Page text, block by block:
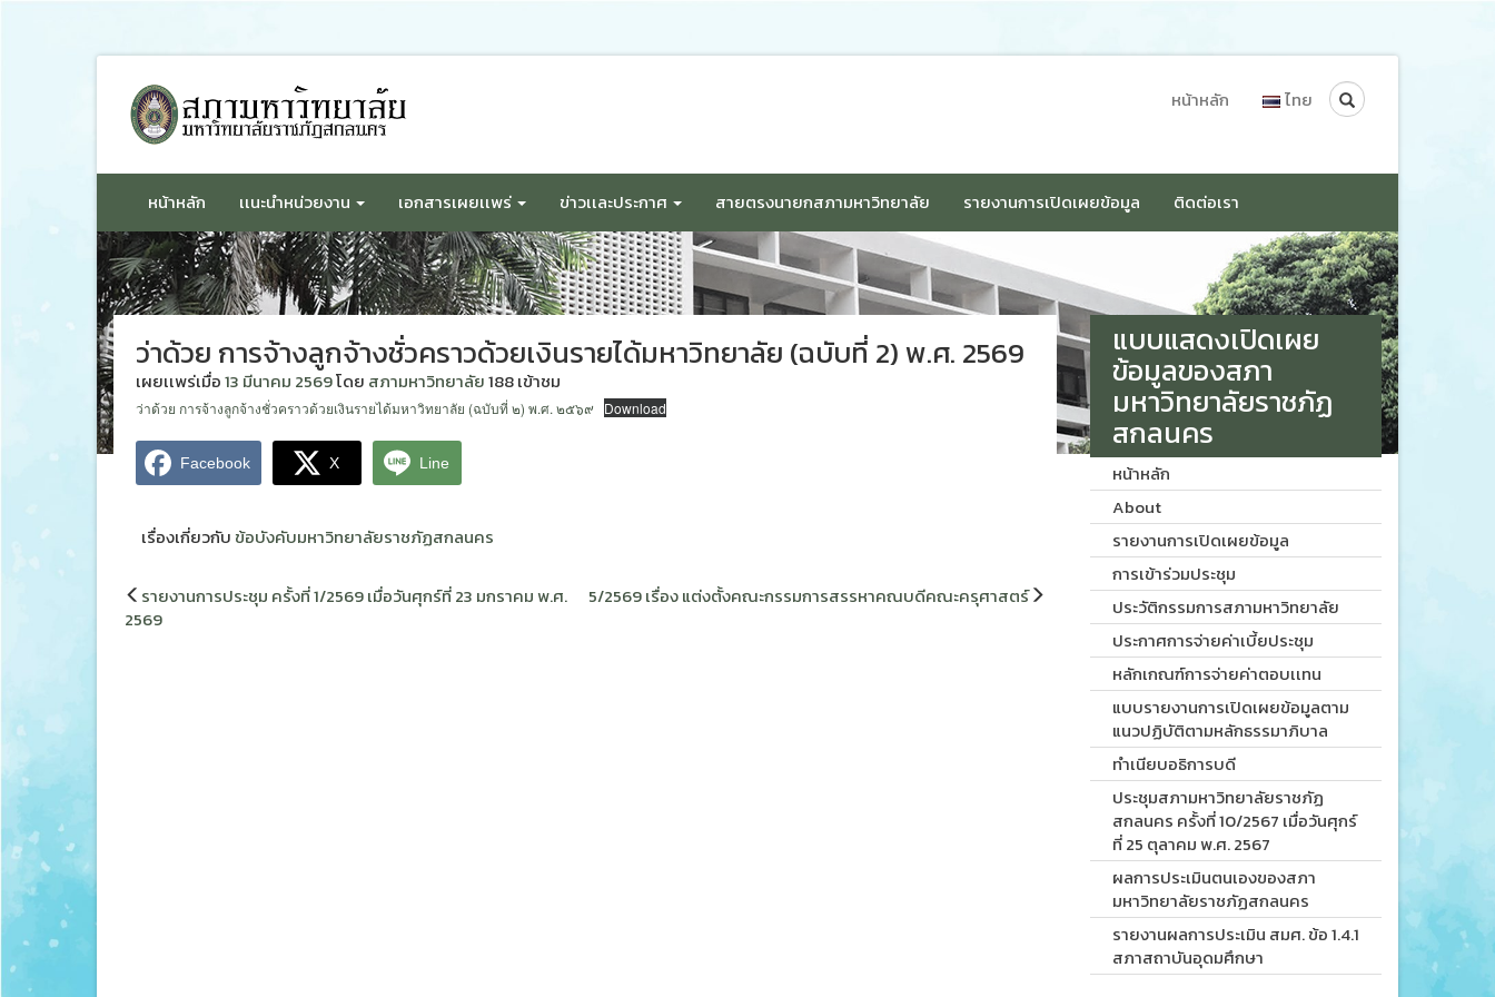
เนื้อหา
หน้าหลัก ไทย Search
หน้าหลัก เเนะนำหน่วยงาน เอกสารเผยเเพร่ ข่าวเเละประกาศ สายตรงนายกสภามหาวิทยาลัย รายงานการเปิดเผยข้อมูล ติดต่อเรา
ว่าด้วย การจ้างลูกจ้างชั่วคราวด้วยเงินรายได้มหาวิทยาลัย (ฉบับที่ 2) พ.ศ. 2569
เผยเเพร่เมื่อ13 มีนาคม 2569โดย สภามหาวิทยาลัย188 เข้าชม
ว่าด้วย การจ้างลูกจ้างชั่วคราวด้วยเงินรายได้มหาวิทยาลัย (ฉบับที่ ๒) พ.ศ. ๒๕๖๙ Download
Facebook X Line
เรื่องเกี่ยวกับ ข้อบังคับมหาวิทยาลัยราชภัฏสกลนคร
แนะแนว
เรื่อง
รายงานการประชุม ครั้งที่ 1/2569 เมื่อวันศุกร์ที่ 23 มกราคม พ.ศ.
2569
5/2569 เรื่อง แต่งตั้งคณะกรรมการสรรหาคณบดีคณะครุศาสตร์
แบบแสดงเปิดเผย
ข้อมูลของสภา
มหาวิทยาลัยราชภัฏ
สกลนคร
หน้าหลัก
About
รายงานการเปิดเผยข้อมูล
การเข้าร่วมประชุม
ประวัติกรรมการสภามหาวิทยาลัย
ประกาศการจ่ายค่าเบี้ยประชุม
หลักเกณฑ์การจ่ายค่าตอบเเทน
แบบรายงานการเปิดเผยข้อมูลตาม
แนวปฏิบัติตามหลักธรรมาภิบาล
ทำเนียบอธิการบดี
ประชุมสภามหาวิทยาลัยราชภัฏ
สกลนคร ครั้งที่ 10/2567 เมื่อวันศุกร์
ที่ 25 ตุลาคม พ.ศ. 2567
ผลการประเมินตนเองของสภา
มหาวิทยาลัยราชภัฏสกลนคร
รายงานผลการประเมิน สมศ. ข้อ 1.4.1
สภาสถาบันอุดมศึกษา